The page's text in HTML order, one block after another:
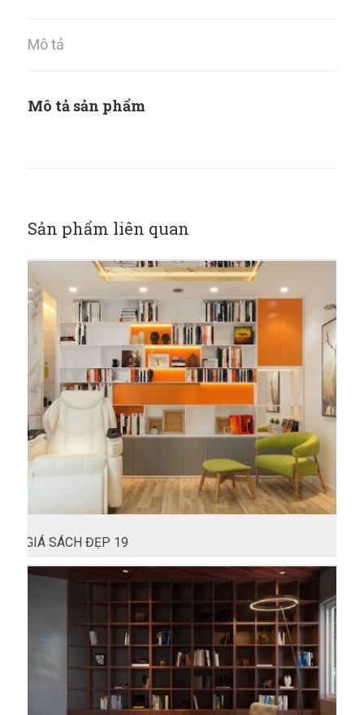
Mô tả
Mô tả sản phẩm
Sản phẩm liên quan
GIÁ SÁCH ĐẸP 19